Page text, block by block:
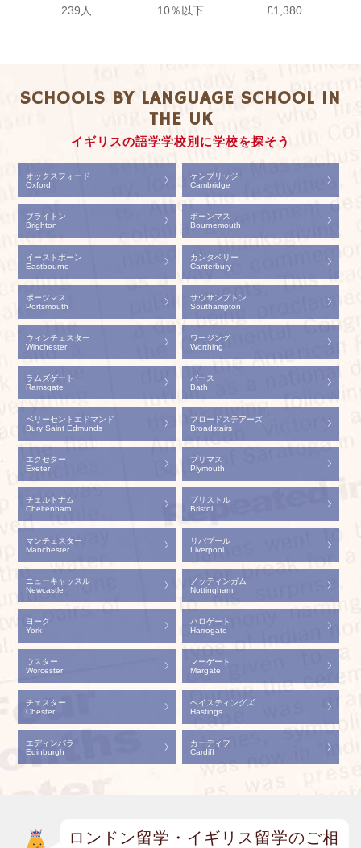
239人
10％以下 £1,380
SCHOOLS BY LANGUAGE SCHOOL IN
THE UK
イギリスの語学学校別に学校を探そう
オックスフォード
Oxford
ケンブリッジ
Cambridge
ブライトン
Brighton
ボーンマス
Bournemouth
イーストボーン
Eastbourne
カンタベリー
Canterbury
ポーツマス
Portsmouth
サウサンプトン
Southampton
ウィンチェスター
Winchester
ワージング
Worthing
ラムズゲート
Ramsgate
バース
Bath
ベリーセントエドマンド
Bury Saint Edmunds
ブロードステアーズ
Broadstairs
エクセター
Exeter
プリマス
Plymouth
チェルトナム
Cheltenham
ブリストル
Bristol
マンチェスター
Manchester
リバプール
Liverpool
ニューキャッスル
Newcastle
ノッティンガム
Nottingham
ヨーク
York
ハロゲート
Harrogate
ウスター
Worcester
マーゲート
Margate
チェスター
Chester
ヘイスティングズ
Hastings
エディンバラ
Edinburgh
カーディフ
Cardiff
ロンドン留学・イギリス留学のご相